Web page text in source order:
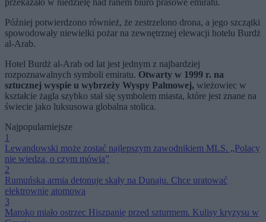
przekazało w niedzielę nad ranem biuro prasowe emiratu.
Później potwierdzono również, że zestrzelono drona, a jego szczątki
spowodowały niewielki pożar na zewnętrznej elewacji hotelu Burdż
al-Arab.
Hotel Burdż al-Arab od lat jest jednym z najbardziej
rozpoznawalnych symboli emiratu. Otwarty w 1999 r. na
sztucznej wyspie u wybrzeży Wyspy Palmowej, wieżowiec w
kształcie żagla szybko stał się symbolem miasta, które jest znane na
świecie jako luksusowa globalna stolica.
Najpopularniejsze
1
Lewandowski może zostać najlepszym zawodnikiem MLS. „Polacy
nie wiedzą, o czym mówią”
2
Rumuńska armia detonuje skały na Dunaju. Chce uratować
elektrownię atomową
3
Maroko miało ostrzec Hiszpanię przed szturmem. Kulisy kryzysu w